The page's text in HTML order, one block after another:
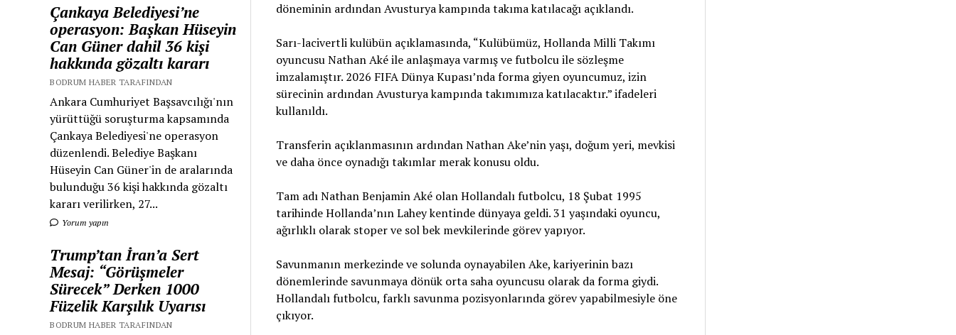
Çankaya Belediyesi’ne
operasyon: Başkan Hüseyin
Can Güner dahil 36 kişi
hakkında gözaltı kararı
BODRUM HABER TARAFINDAN
Ankara Cumhuriyet Başsavcılığı'nın
yürüttüğü soruşturma kapsamında
Çankaya Belediyesi'ne operasyon
düzenlendi. Belediye Başkanı
Hüseyin Can Güner'in de aralarında
bulunduğu 36 kişi hakkında gözaltı
kararı verilirken, 27...
Yorum yapın
Trump’tan İran’a Sert
Mesaj: “Görüşmeler
Sürecek” Derken 1000
Füzelik Karşılık Uyarısı
BODRUM HABER TARAFINDAN
döneminin ardından Avusturya kampında takıma katılacağı açıklandı.
Sarı-lacivertli kulübün açıklamasında, “Kulübümüz, Hollanda Milli Takımı
oyuncusu Nathan Aké ile anlaşmaya varmış ve futbolcu ile sözleşme
imzalamıştır. 2026 FIFA Dünya Kupası’nda forma giyen oyuncumuz, izin
sürecinin ardından Avusturya kampında takımımıza katılacaktır.” ifadeleri
kullanıldı.
Transferin açıklanmasının ardından Nathan Ake’nin yaşı, doğum yeri, mevkisi
ve daha önce oynadığı takımlar merak konusu oldu.
Tam adı Nathan Benjamin Aké olan Hollandalı futbolcu, 18 Şubat 1995
tarihinde Hollanda’nın Lahey kentinde dünyaya geldi. 31 yaşındaki oyuncu,
ağırlıklı olarak stoper ve sol bek mevkilerinde görev yapıyor.
Savunmanın merkezinde ve solunda oynayabilen Ake, kariyerinin bazı
dönemlerinde savunmaya dönük orta saha oyuncusu olarak da forma giydi.
Hollandalı futbolcu, farklı savunma pozisyonlarında görev yapabilmesiyle öne
çıkıyor.